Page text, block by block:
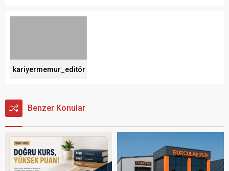
kariyermemur_editör
Benzer Konular